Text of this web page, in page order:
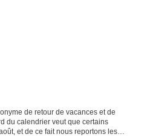
de retour de vacances et de
du calendrier veut que certains
et de ce fait nous reportons les